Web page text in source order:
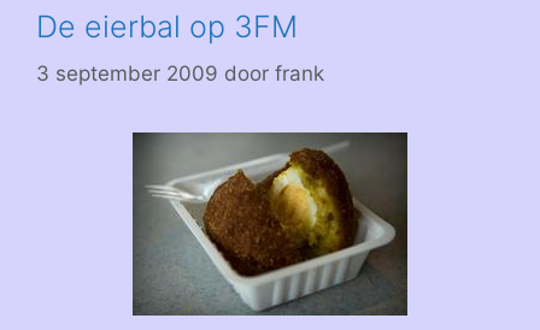
De eierbal op 3FM
3 september 2009 door frank